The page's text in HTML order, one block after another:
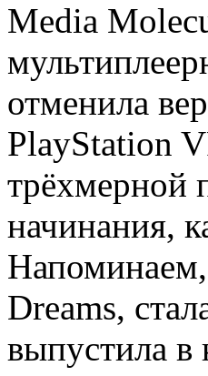
Media
отменила
PlayStation
трёхмерной
начинания,
Напоминаем,
Dreams,
выпустила в